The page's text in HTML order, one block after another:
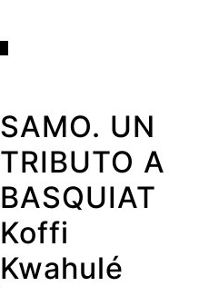
SAMO. UN
TRIBUTO A
BASQUIAT
Koffi
Kwahulé